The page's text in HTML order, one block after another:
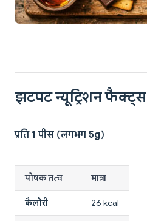
झटपट न्यूट्रिशन फैक्ट्स
प्रति 1 पीस (लगभग 5g)
पोषक तत्व मात्रा
कैलोरी 26 kcal